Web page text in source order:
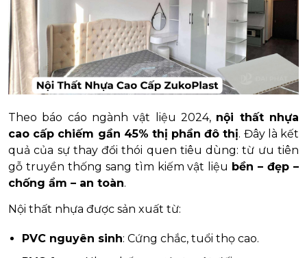
Theo báo cáo ngành vật liệu 2024, nội thất nhựa
cao cấp chiếm gần 45% thị phần đô thị. Đây là kết
quả của sự thay đổi thói quen tiêu dùng: từ ưu tiên
gỗ truyền thống sang tìm kiếm vật liệu bền – đẹp –
chống ẩm – an toàn.
Nội thất nhựa được sản xuất từ:
PVC nguyên sinh: Cứng chắc, tuổi thọ cao.